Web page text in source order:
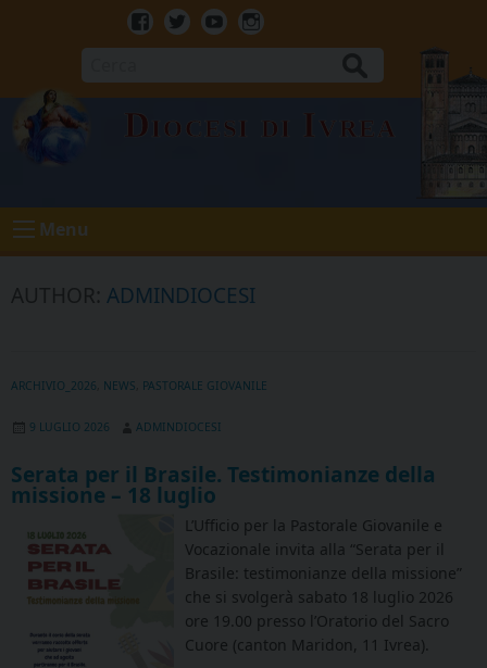
Facebook
TwitterYoutubeInstagram
Diocesi di Ivrea
Menu
ADMINDIOCESI
ARCHIVIO_2026 NEWS PASTORALE GIOVANILE
9 LUGLIO 2026 ADMINDIOCESI
Serata per il Brasile. Testimonianze della
missione – 18 luglio
L’Ufficio per la Pastorale Giovanile e
Vocazionale invita alla “Serata per il
Brasile: testimonianze della missione”
che si svolgerà sabato 18 luglio 2026
ore 19.00 presso l’Oratorio del Sacro
Cuore (canton Maridon, 11 Ivrea).